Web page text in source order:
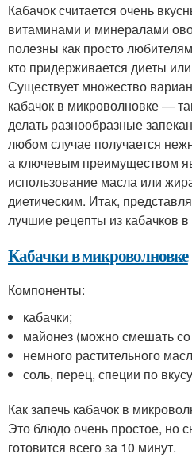
Кабачок считается очень
витаминами и минералами
полезны как просто
кто придерживается диеты
Существует множество
кабачок в микроволновке —
делать разнообразные
любом случае получается
а ключевым преимуществом
использование масла или
диетическим. Итак,
лучшие рецепты из кабачков
Кабачки в микроволновке
Компоненты:
кабачки;
майонез (можно смешать
немного растительного
соль, перец, специи по
Как запечь кабачок в
Это блюдо очень простое, но
готовится всего за 10 минут.